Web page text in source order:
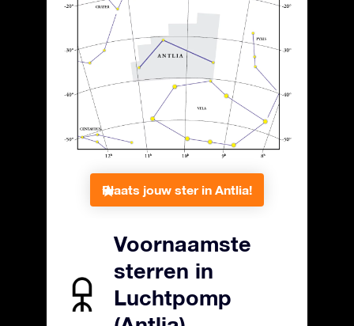
Plaats jouw ster in Antlia!
Voornaamste
sterren in
Luchtpomp